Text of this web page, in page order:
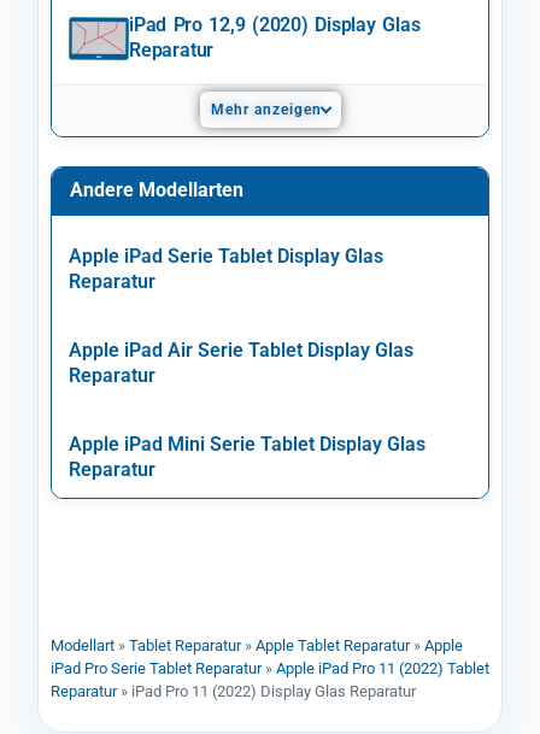
iPad Pro 12,9 (2020) Display Glas
Reparatur
Mehr anzeigen
Andere Modellarten
Apple iPad Serie Tablet Display Glas
Reparatur
Apple iPad Air Serie Tablet Display Glas
Reparatur
Apple iPad Mini Serie Tablet Display Glas
Reparatur
Modellart » Tablet Reparatur» Apple Tablet Reparatur» Apple
iPad Pro Serie Tablet Reparatur» Apple iPad Pro 11 (2022) Tablet
Reparatur» iPad Pro 11 (2022) Display Glas Reparatur